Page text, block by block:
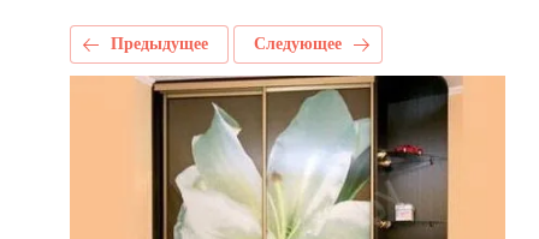
Предыдущее Следующее